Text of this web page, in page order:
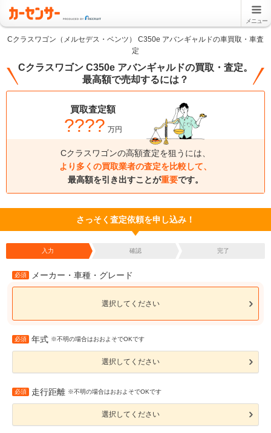
メニュー
Cクラスワゴン（メルセデス・ベンツ） C350e アバンギャルドの車買取・車査
定
Cクラスワゴン C350e アバンギャルドの買取・査定。
最高額で売却するには？
買取査定額
???? 万円
Cクラスワゴンの高額査定を狙うには、
より多くの買取業者の査定を比較して、
最高額を引き出すことが重要です。
さっそく査定依頼を申し込み！
入力 確認 完了
必須 メーカー・車種・グレード
選択してください
必須 年式 ※不明の場合はおおよそでOKです
選択してください
必須 走行距離 ※不明の場合はおおよそでOKです
選択してください